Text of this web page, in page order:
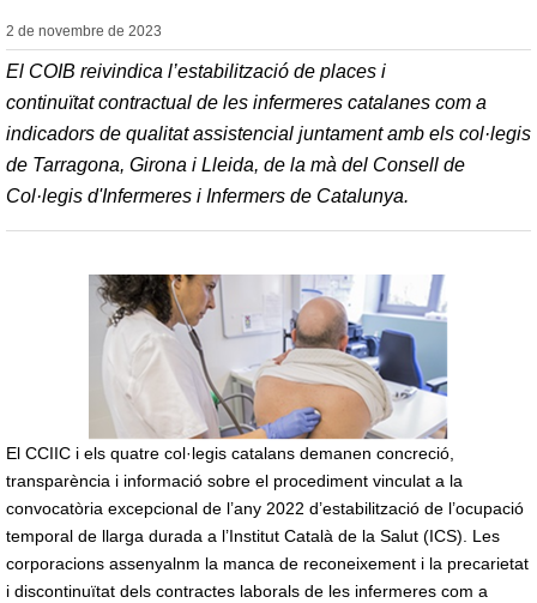
2 de novembre de 2023
El COIB reivindica l’estabilització de places i
continuïtat contractual de les infermeres catalanes com a
indicadors de qualitat assistencial juntament amb els col·legis
de Tarragona, Girona i Lleida, de la mà del Consell de
Col·legis d'Infermeres i Infermers de Catalunya.
El CCIIC i els quatre col·legis catalans demanen concreció,
transparència i informació sobre el procediment vinculat a la
convocatòria excepcional de l’any 2022 d’estabilització de l’ocupació
temporal de llarga durada a l’Institut Català de la Salut (ICS). Les
corporacions assenyalnm la manca de reconeixement i la precarietat
i discontinuïtat dels contractes laborals de les infermeres com a